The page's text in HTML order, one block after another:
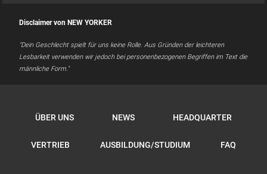
Disclaimer von NEW YORKER
"Dein Geschlecht spielt für uns keine Rolle. Aus Gründen der leichteren
Lesbarkeit verwenden wir jedoch bei personenbezogenen Begriffen im Text die
männliche Form."
ÜBER UNS NEWS HEADQUARTER
VERTRIEB AUSBILDUNG/STUDIUM FAQ